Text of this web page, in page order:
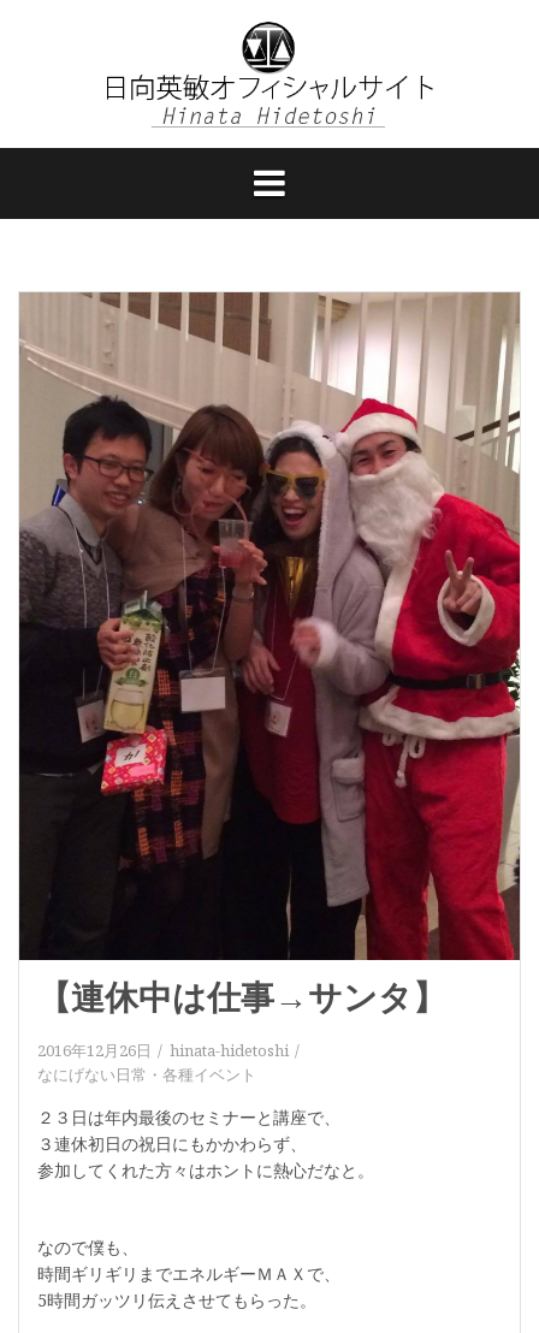
へ
ッ
【連休中は仕事→サンタ】
2016年12月26日
hinata-hidetoshi
なにげない日常 ・ 各種イベント
２３日は年内最後のセミナーと講座で、
３連休初日の祝日にもかかわらず、
参加してくれた方々はホントに熱心だなと。
なので僕も、
時間ギリギリまでエネルギーＭＡＸで、
5時間ガッツリ伝えさせてもらった。